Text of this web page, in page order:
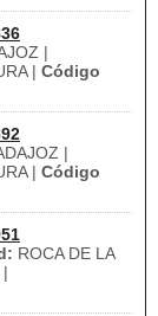
|
| Código
|
| Código
ROCA DE LA
|